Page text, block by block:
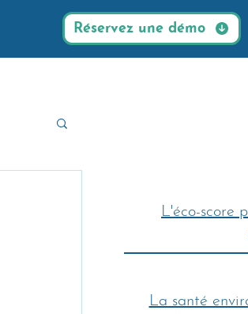
Réservez une démo
L'éco-score
La santé